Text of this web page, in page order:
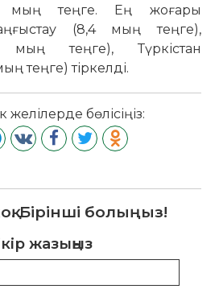
мың теңге. Ең жоғары
(8,4 мың теңге),
теңге), Түркістан
теңге) тіркелді.
желілерде бөлісіңіз:
Бірінші болыңыз!
жазыңыз